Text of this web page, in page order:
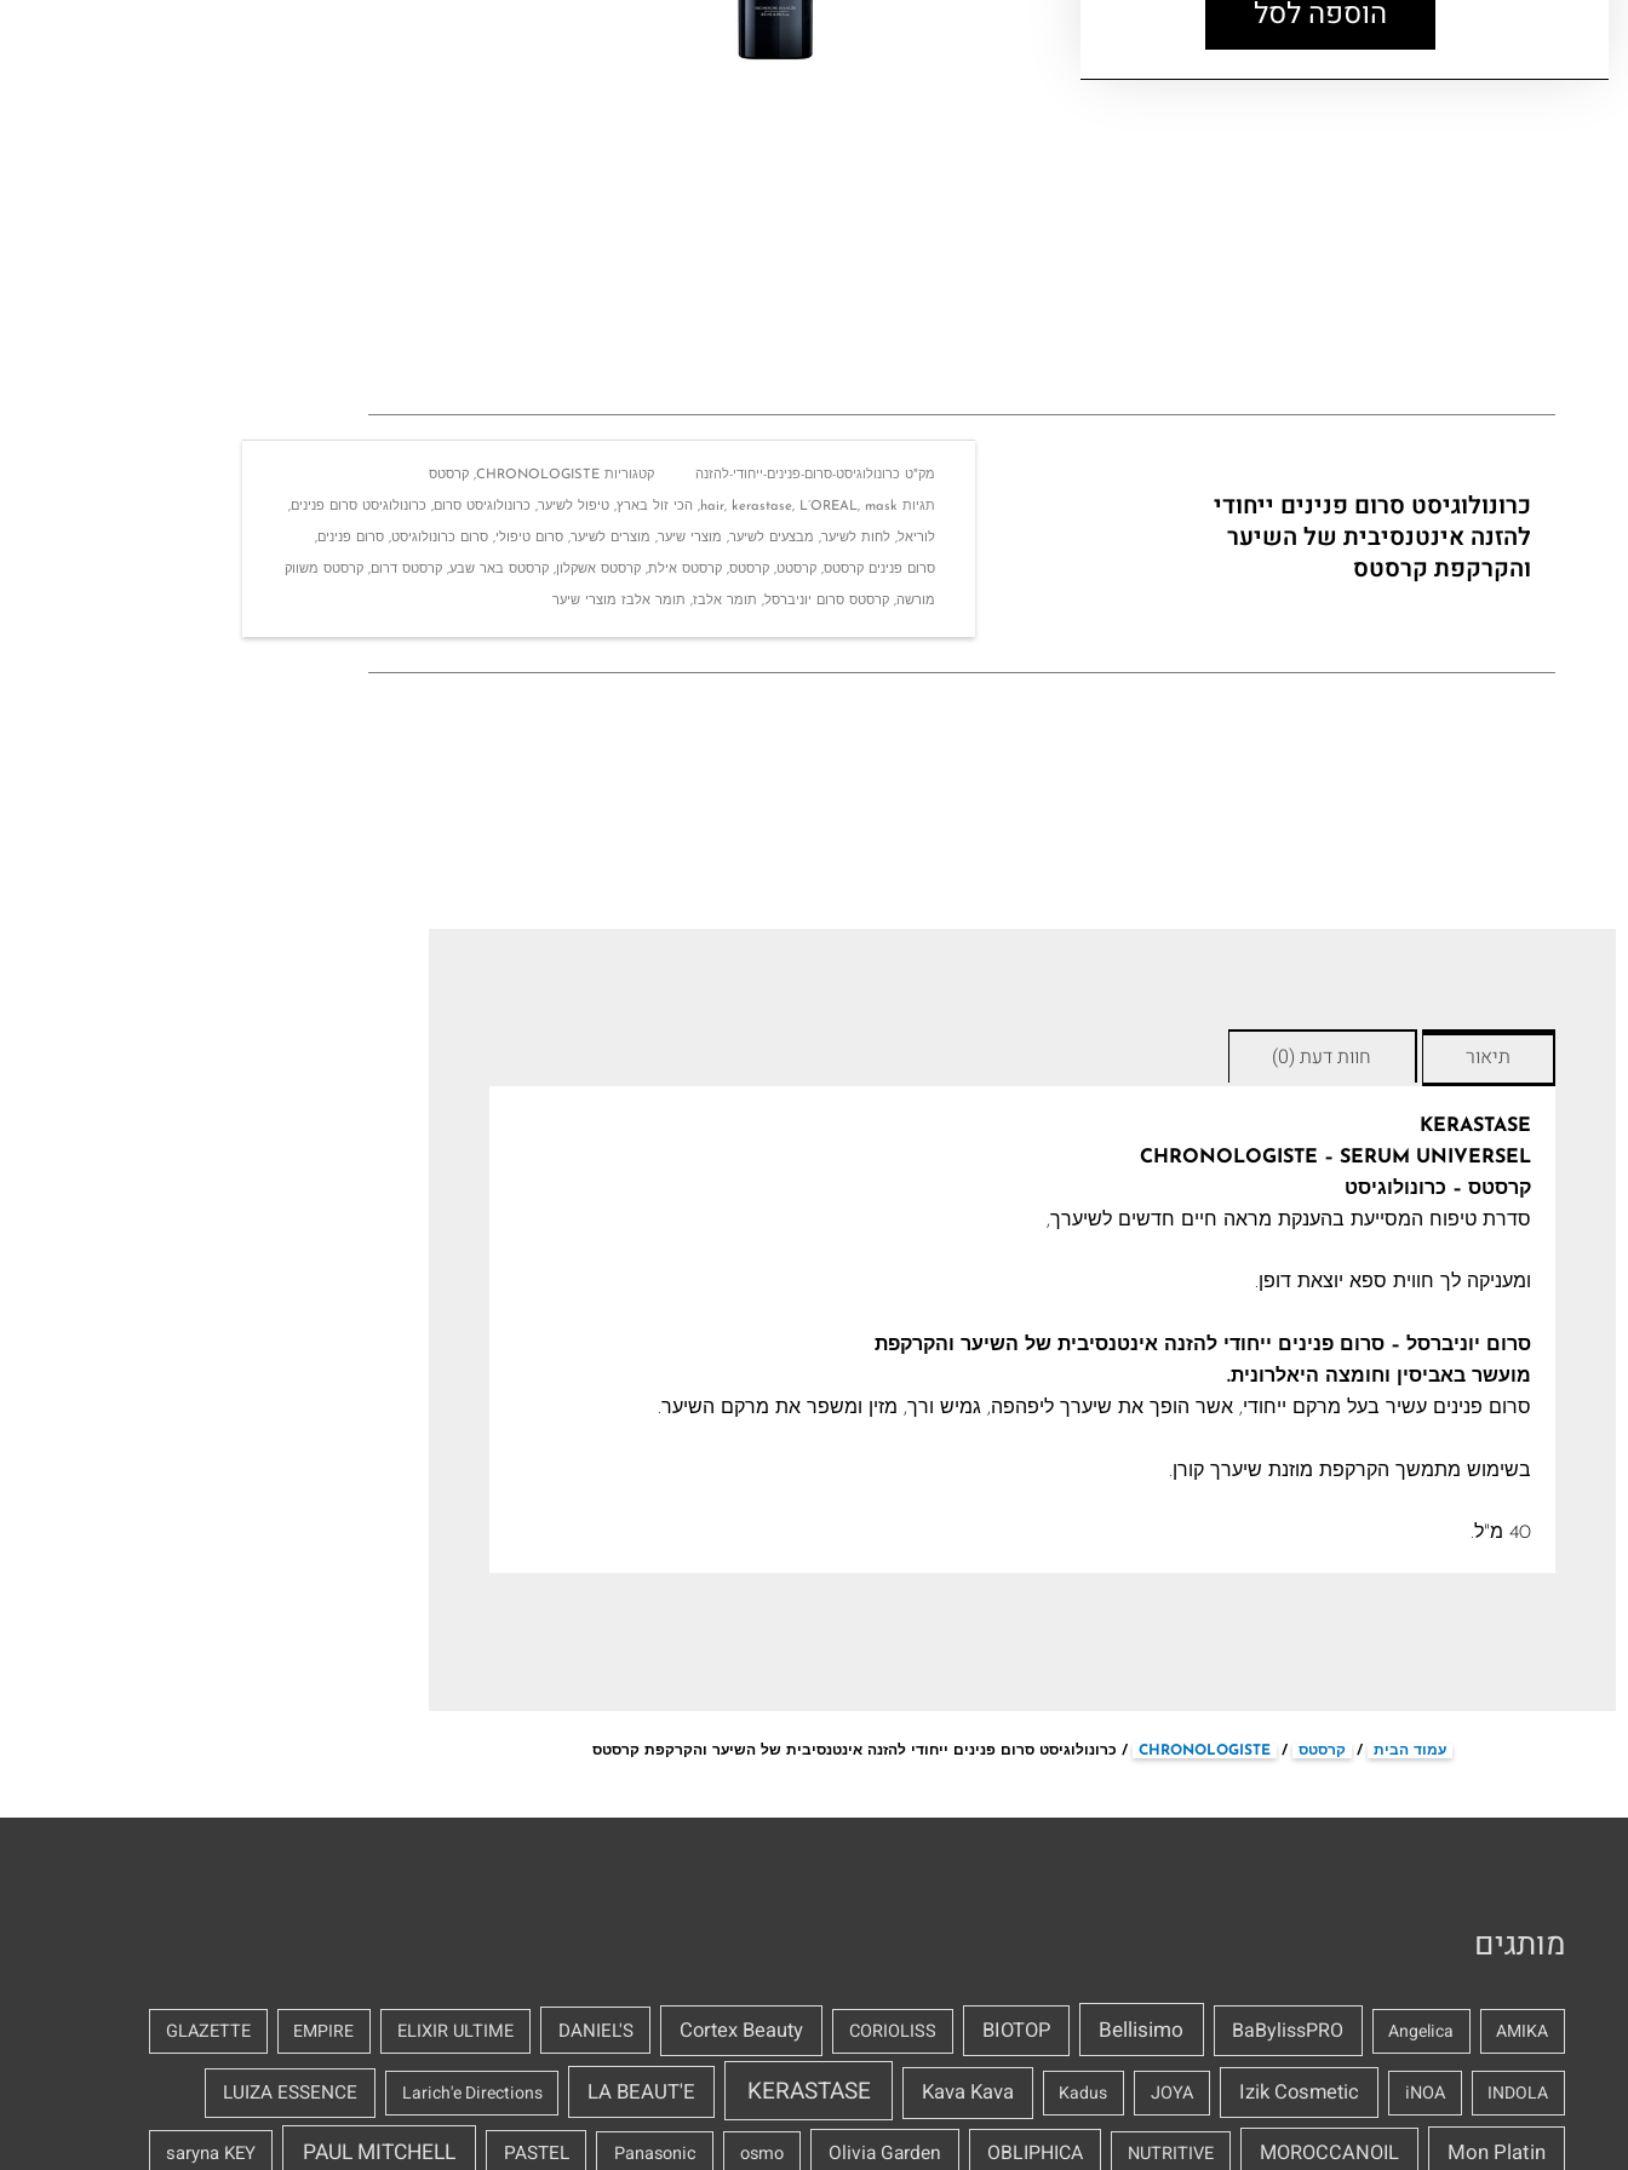
הוספה לסל
כרונולוגיסט סרום פנינים ייחודי
להזנה אינטנסיבית של השיער
והקרקפת קרסטס
מק"ט כרונולוגיסט-סרום-פנינים-ייחודי-להזנה קטגוריות CHRONOLOGISTE
,קרסטס
תגיות hair, kerastase, L’OREAL, mask
, הכי זול בארץ,טיפול לשיער, כרונולוגיסט סרום, כרונולוגיסט סרום פנינים,
לוריאל,לחות לשיער, מבצעים לשיער, מוצרי שיער, מוצרים לשיער,סרום טיפולי,סרום כרונולוגיסט,סרום פנינים,
סרום פנינים קרסטס,קרסטט,קרסטס,קרסטס אילת,קרסטס אשקלון,קרסטס באר שבע,קרסטס דרום,קרסטס משווק
מורשה,קרסטס סרום יוניברסל, תומר אלבז, תומר אלבז מוצרי שיער
תיאור חוות דעת (0)
KERASTASE
CHRONOLOGISTE – SERUM UNIVERSEL
קרסטס – כרונולוגיסט
סדרת טיפוח המסייעת בהענקת מראה חיים חדשים לשיערך,
ומעניקה לך חווית ספא יוצאת דופן.
סרום יוניברסל – סרום פנינים ייחודי להזנה אינטנסיבית של השיער והקרקפת
מועשר באביסין וחומצה היאלרונית.
סרום פנינים עשיר בעל מרקם ייחודי, אשר הופך את שיערך ליפהפה, גמיש ורך, מזין ומשפר את מרקם השיער.
בשימוש מתמשך הקרקפת מוזנת שיערך קורן.
40 מ"ל.
עמוד הבית / קרסטס /
CHRONOLOGISTE / כרונולוגיסט סרום פנינים ייחודי להזנה אינטנסיבית של השיער והקרקפת קרסטס
מותגים
AMIKA
Angelica
BaBylissPRO
Bellisimo
BIOTOP
CORIOLISS
Cortex Beauty
DANIEL'S
ELIXIR ULTIME
EMPIRE
GLAZETTE
INDOLA
iNOA
Izik Cosmetic
JOYA
Kadus
Kava Kava
KERASTASE
LA BEAUT'E
Larich'e Directions
LUIZA ESSENCE
Mon Platin
MOROCCANOIL
NUTRITIVE
OBLIPHICA
Olivia Garden
osmo
Panasonic
PASTEL
PAUL MITCHELL
saryna KEY